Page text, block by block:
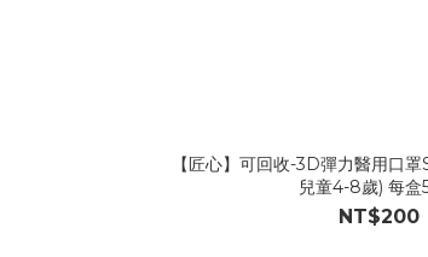
【匠心】可回收-3D彈力醫用口
兒童4-8歲) 每盒
NT$200